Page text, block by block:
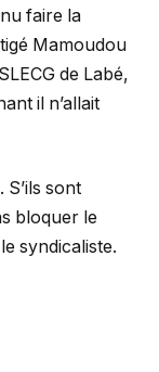
faire la
Mamoudou
de Labé,
il n’allait
sont
bloquer le
syndicaliste.